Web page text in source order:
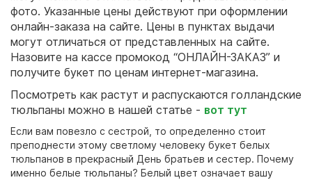
фото. Указанные цены действуют при оформлении
онлайн-заказа на сайте. Цены в пунктах выдачи
могут отличаться от представленных на сайте.
Назовите на кассе промокод “ОНЛАЙН-ЗАКАЗ” и
получите букет по ценам интернет-магазина.
Посмотреть как растут и распускаются голландские
тюльпаны можно в нашей статье - вот тут
Если вам повезло с сестрой, то определенно стоит
преподнести этому светлому человеку букет белых
тюльпанов в прекрасный День братьев и сестер. Почему
именно белые тюльпаны? Белый цвет означает вашу